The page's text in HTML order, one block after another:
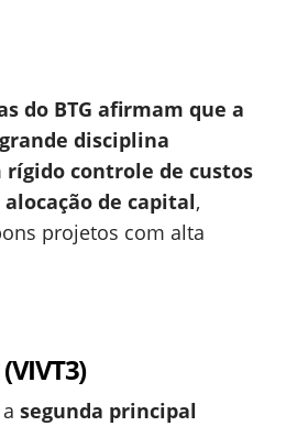
do BTG afirmam que a
disciplina
controle de custos
de capital,
projetos com alta
segunda principal